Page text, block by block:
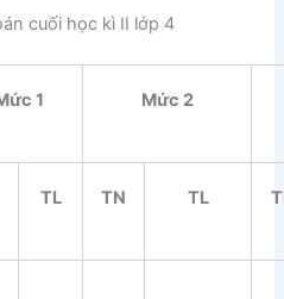
cuối học kì II lớp 4
1 Mức 2
TL TN TL